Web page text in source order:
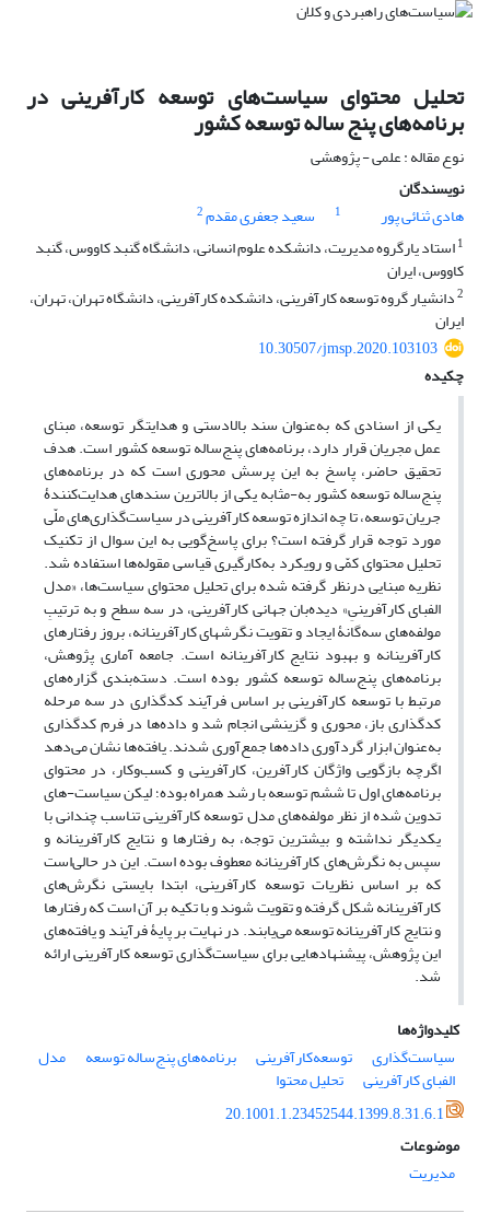
تحلیل محتوای سیاست‌های توسعه کارآفرینی در
برنامه‌های پنج ساله توسعه کشور
نوع مقاله : علمی - پژوهشی
نویسندگان
هادی ثنائی پور
1 سعید جعفری مقدم2
1استاد یارگروه مدیریت، دانشکده علوم انسانی، دانشگاه گنبد کاووس، گنبد
کاووس، ایران
2دانشیار گروه توسعه کارآفرینی، دانشکده کارآفرینی، دانشگاه تهران، تهران،
ایران
10.30507/jmsp.2020.103103
چکیده
یکی از اسنادی که به‌عنوان سند بالادستی و هدایتگر توسعه، مبنای
عمل مجریان قرار دارد، برنامه‌های پنج‌ساله توسعه کشور است. هدف
تحقیق حاضر، پاسخ به این پرسش محوری است که در برنامه‌های
پنج‌ساله توسعه کشور به-مثابه یکی از بالاترین سندهای هدایت‌کنندۀ
جریان توسعه، تا چه اندازه توسعه کارآفرینی در سیاست‌گذاری‌های ملّی
مورد توجه قرار گرفته است؟ برای پاسخ‌گویی به این سوال از تکنیک
تحلیل محتوای کمّی و رویکرد به‌کارگیری قیاسی مقوله‌ها استفاده شد.
نظریه مبنایی درنظر گرفته شده برای تحلیل محتوای سیاست‌ها، «مدل
الفبای کارآفرینیِ» دیده‌بان جهانی کارآفرینی، در سه سطح و به ترتیبِ
مولفه‌های سه‌گانۀ ایجاد و تقویت نگرشهای کارآفرینانه، بروز رفتارهای
کارآفرینانه و بهبود نتایج کارآفرینانه است. جامعه آماری پژوهش،
برنامه‌های پنج‌ساله توسعه کشور بوده است. دسته‌بندی گزاره‌های
مرتبط با توسعه کارآفرینی بر اساس فرآیند کدگذاری در سه مرحله
کدگذاری باز، محوری و گزینشی انجام شد و داده‌ها در فرم کدگذاری
به‌عنوان ابزار گرد‌آوری داده‌ها جمع‌آوری شدند. یافته‌ها نشان می‌دهد
اگرچه بازگویی واژگان کارآفرین، کارآفرینی و کسب‌وکار، در محتوای
برنامه‌های اول تا ششم توسعه با رشد همراه بوده؛ لیکن سیاست-های
تدوین شده از نظر مولفه‌های مدل توسعه کارآفرینی تناسب چندانی با
یکدیگر نداشته و بیشترین توجه، به رفتارها و نتایج کارآفرینانه و
سپس به نگرش‌های کارآفرینانه معطوف بوده است. این در حالی‌است
که بر اساس نظریات توسعه کارآفرینی، ابتدا بایستی نگرش‌های
کارآفرینانه شکل گرفته و تقویت شوند و با تکیه بر آن است که رفتارها
و نتایج کارآفرینانه توسعه می‌یابند. در نهایت بر پایۀ فرآیند و یافته‌های
این پژوهش، پیشنهادهایی برای سیاست‌گذاری توسعه کارآفرینی ارائه
شد.
کلیدواژه‌ها
سیاست‌گذاری
توسعه‌کارآفرینی برنامه‌های پنج‌‌ساله توسعه مدل
الفبای کارآفرینی
تحلیل محتوا
20.1001.1.23452544.1399.8.31.6.1
موضوعات
مدیریت